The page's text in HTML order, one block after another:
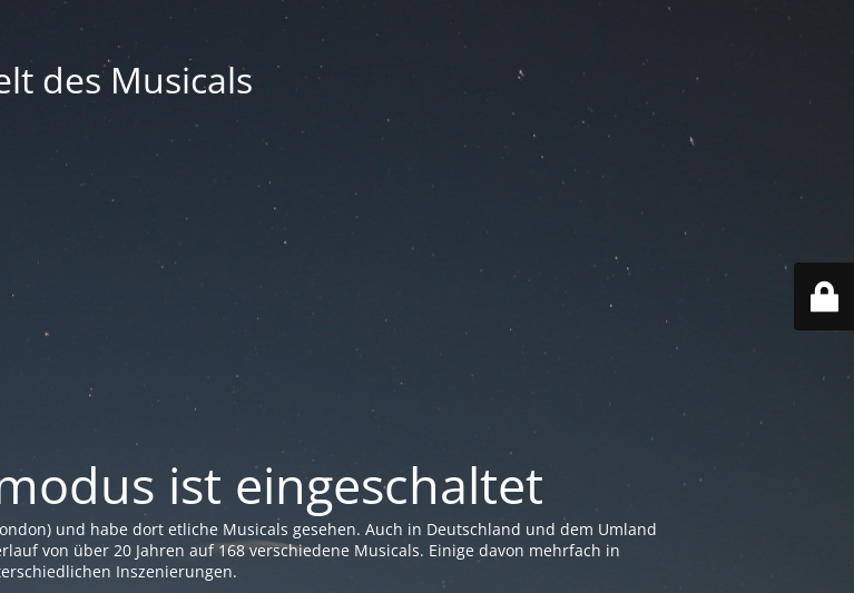
des Musicals
ist eingeschaltet
und habe dort etliche Musicals gesehen. Auch in Deutschland und dem Umland
von über 20 Jahren auf 168 verschiedene Musicals. Einige davon mehrfach in
Inszenierungen.